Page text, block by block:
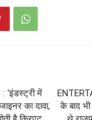
‘इंडस्ट्री में
का दावा,
के बाद